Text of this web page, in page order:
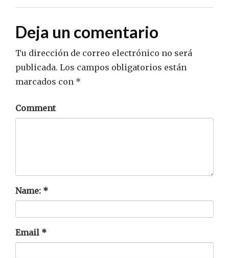
Deja un comentario
Tu dirección de correo electrónico no será
publicada. Los campos obligatorios están
marcados con *
Comment
Name: *
Email *